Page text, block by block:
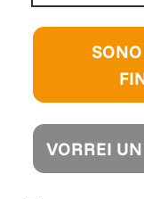
VORREI